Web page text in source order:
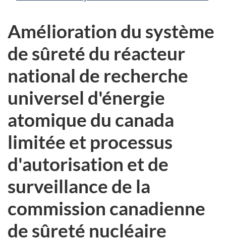
Amélioration du système
de sûreté du réacteur
national de recherche
universel d'énergie
atomique du canada
limitée et processus
d'autorisation et de
surveillance de la
commission canadienne
de sûreté nucléaire